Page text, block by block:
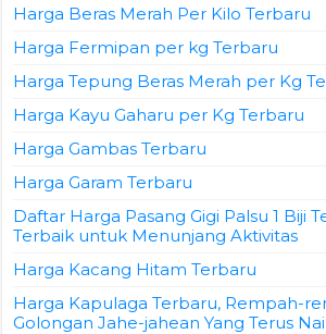
Harga Beras Merah Per Kilo Terbaru
Harga Fermipan per kg Terbaru
Harga Tepung Beras Merah per Kg
Harga Kayu Gaharu per Kg Terbaru
Harga Gambas Terbaru
Harga Garam Terbaru
Daftar Harga Pasang Gigi Palsu 1 Biji
Terbaik untuk Menunjang Aktivitas
Harga Kacang Hitam Terbaru
Harga Kapulaga Terbaru, Rempah-
Golongan Jahe-jahean Yang Terus